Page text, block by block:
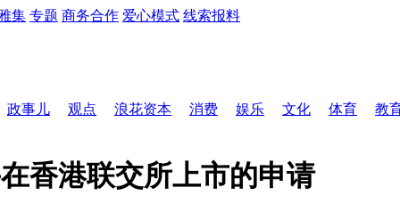
集 专题 商务合作 爱心模式 线索报料
政事儿 观点 浪花资本 消费 娱乐 文化 体育 教
香港联交所上市的申请